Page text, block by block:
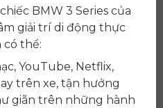
BMW 3 Series của
giải trí di động thực
có thể:
YouTube, Netflix,
trên xe, tận hưởng
giãn trên những hành